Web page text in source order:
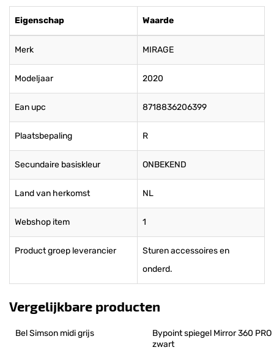
Eigenschap Waarde
Merk MIRAGE
Modeljaar 2020
Ean upc 8718836206399
Plaatsbepaling R
Secundaire basiskleur ONBEKEND
Land van herkomst NL
Webshop item 1
Product groep leverancier
Sturen accessoires en
onderd.
Vergelijkbare producten
Bel Simson midi grijs
Bypoint spiegel Mirror 360 PRO
zwart